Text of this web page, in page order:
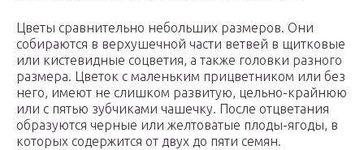
Цветы сравнительно небольших размеров. Они
собираются в верхушечной части ветвей в щитковые
или кистевидные соцветия, а также головки разного
размера. Цветок с маленьким прицветником или без
него, имеют не слишком развитую, цельно-крайнюю
или с пятью зубчиками чашечку. После отцветания
образуются черные или желтоватые плоды-ягоды, в
которых содержится от двух до пяти семян.